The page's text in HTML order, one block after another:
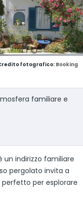
fotografico: Booking
familiare e
un indirizzo familiare
pergolato invita a
perfetto per esplorare